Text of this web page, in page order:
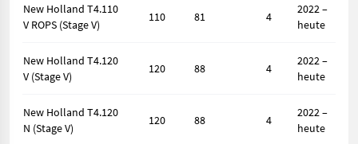
New Holland T4.110
V ROPS (Stage V)
110 81 4
2022 –
heute
New Holland T4.120
V (Stage V)
120 88 4
2022 –
heute
New Holland T4.120
N (Stage V)
120 88 4
2022 –
heute